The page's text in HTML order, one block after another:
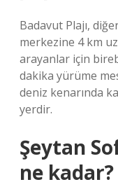
Badavut Plajı,
merkezine 4 km
arayanlar için
dakika yürüme
deniz kenarında
yerdir.
Şeytan
ne kadar?